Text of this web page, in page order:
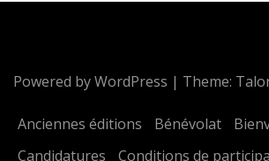
Powered by WordPress | Theme:
Anciennes éditions Bénévolat
Candidatures
Conditions de